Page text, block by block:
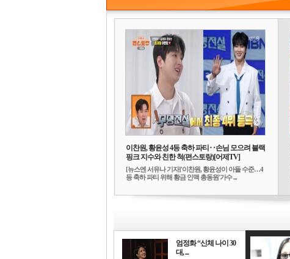
이찬원, 황윤성 4등 축하 파티‥손님 모으려 블랙
핑크 지수와 친한 척(편스토랑)[어제TV]
[뉴스엔 서유나 기자]'이찬원, 황윤성이 아들 수준…4
등 축하 파티 위해 황금 인맥 총동원'가수 ...
엄정화 “신체 나이 30
대, ...